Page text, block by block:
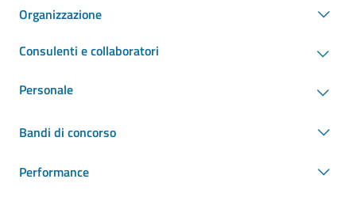
Organizzazione
Consulenti e collaboratori
Personale
Bandi di concorso
Performance